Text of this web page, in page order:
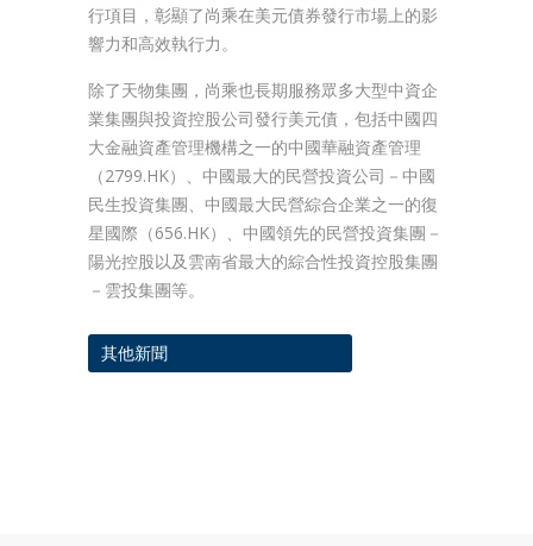
行項目，彰顯了尚乘在美元債券發行市場上的影
響力和高效執行力。
除了天物集團，尚乘也長期服務眾多大型中資企
業集團與投資控股公司發行美元債，包括中國四
大金融資產管理機構之一的中國華融資產管理
（2799.HK）、中國最大的民營投資公司－中國
民生投資集團、中國最大民營綜合企業之一的復
星國際（656.HK）、中國領先的民營投資集團－
陽光控股以及雲南省最大的綜合性投資控股集團
－雲投集團等。
其他新聞